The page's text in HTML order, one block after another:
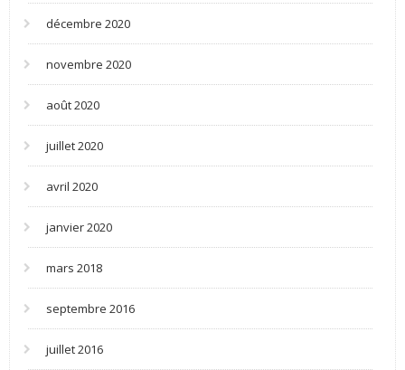
décembre 2020
novembre 2020
août 2020
juillet 2020
avril 2020
janvier 2020
mars 2018
septembre 2016
juillet 2016